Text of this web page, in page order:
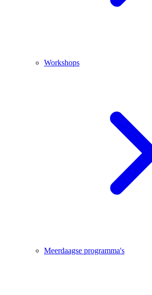
Workshops
Meerdaagse programma's